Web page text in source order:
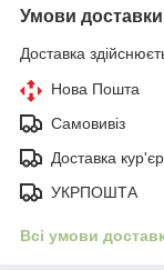
Умови доставки
Доставка
Нова Пошта
Самовивіз
Доставка
УКРПОШТА
Всі умови